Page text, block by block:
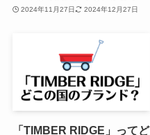
2024年11月27日 2024年12月27日
「TIMBER RIDGE」ってど